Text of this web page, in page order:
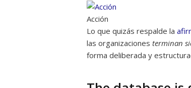
Acción
Lo que quizás respalde la
las organizaciones terminan
forma deliberada y